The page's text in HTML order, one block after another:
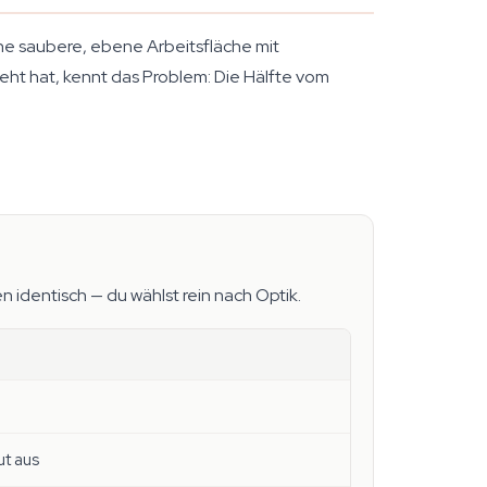
saubere, ebene Arbeitsfläche mit
hat, kennt das Problem: Die Hälfte vom
identisch — du wählst rein nach Optik.
aus